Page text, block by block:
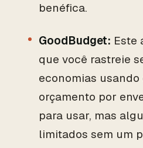
benéfica.
GoodBudget: Este
que você rastreie
economias usando
orçamento por
para usar, mas
limitados sem um